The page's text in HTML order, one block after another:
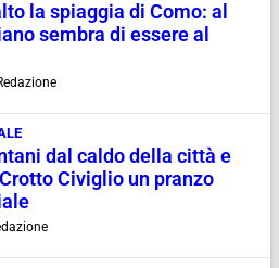
la spiaggia di Como: al
sembra di essere al
dal caldo della città e
Civiglio un pranzo